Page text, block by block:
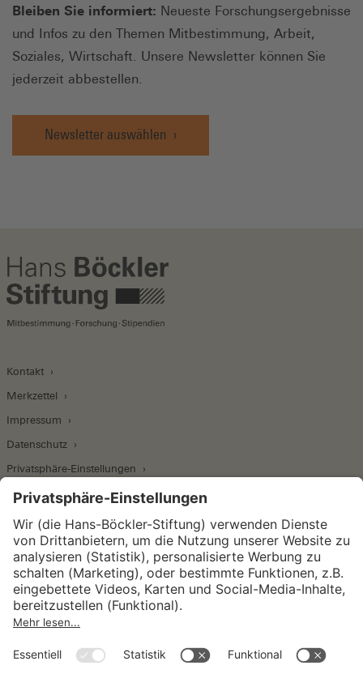
Bleiben Sie informiert: Neueste Forschungsergebnisse
und Infos zu den Themen Mitbestimmung, Arbeit,
Soziales, Wirtschaft. Unsere Newsletter können Sie
jederzeit abbestellen.
Newsletter auswählen
Kontakt
Merkzettel
Impressum
Datenschutz
Privatsphäre-Einstellungen
Wirtschafts- und Sozialwissenschaftliches Institut
Institut für Makroökonomie und
Konjunkturforschung